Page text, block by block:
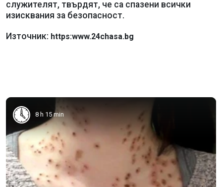
служителят, твърдят, че са спазени всички
изисквания за безопасност.
Източник: https:www.24chasa.bg
8 h 15 min